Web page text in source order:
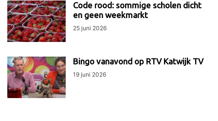
Code rood: sommige scholen dicht
en geen weekmarkt
25 juni 2026
Bingo vanavond op RTV Katwijk TV
19 juni 2026